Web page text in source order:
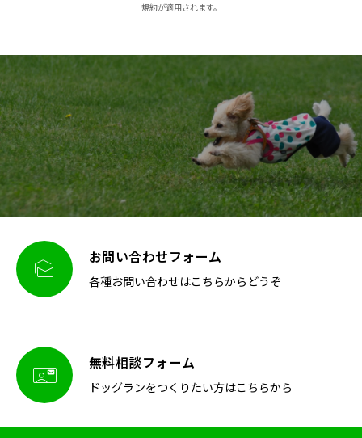
規約が適用されます。
 お問い合わせフォーム
各種お問い合わせはこちらからどうぞ
 無料相談フォーム
ドッグランをつくりたい方はこちらから